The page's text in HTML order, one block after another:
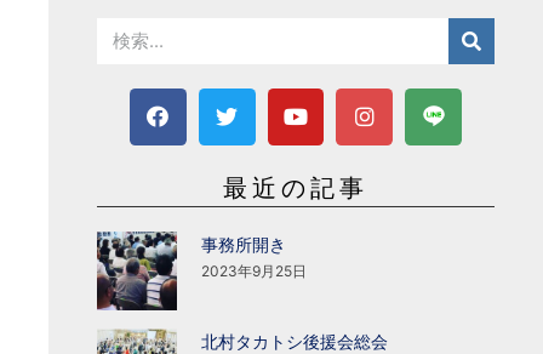
最近の記事
事務所開き
2023年9月25日
北村タカトシ後援会総会